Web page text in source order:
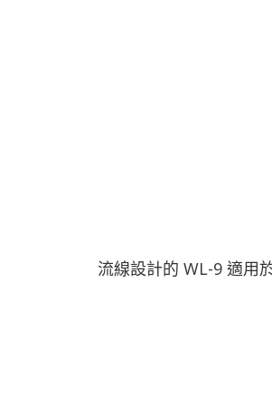
流線設計的 WL-9 適用